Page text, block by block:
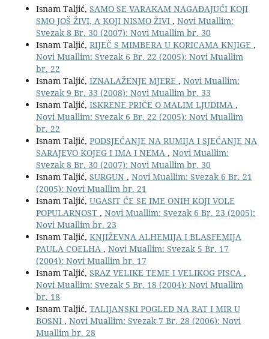
Isnam Taljić, SAMO SE VARAKAM NAGAĐAJUĆI KOJI
SMO JOŠ ŽIVI, A KOJI NISMO ŽIVI , Novi Muallim:
Svezak 8 Br. 30 (2007): Novi Muallim br. 30
Isnam Taljić, RIJEČ S MIMBERA U KORICAMA KNJIGE ,
Novi Muallim: Svezak 6 Br. 22 (2005): Novi Muallim
br. 22
Isnam Taljić, IZNALAŽENJE MJERE , Novi Muallim:
Svezak 9 Br. 33 (2008): Novi Muallim br. 33
Isnam Taljić, ISKRENE PRIČE O MALIM LJUDIMA ,
Novi Muallim: Svezak 6 Br. 22 (2005): Novi Muallim
br. 22
Isnam Taljić, PODSJEĆANJE NA RUMIJA I SJEĆANJE NA
SARAJEVO KOJEG I IMA I NEMA , Novi Muallim:
Svezak 8 Br. 30 (2007): Novi Muallim br. 30
Isnam Taljić, SURGUN , Novi Muallim: Svezak 6 Br. 21
(2005): Novi Muallim br. 21
Isnam Taljić, UGASIT ĆE SE IME ONIH KOJI VOLE
POPULARNOST , Novi Muallim: Svezak 6 Br. 23 (2005):
Novi Muallim br. 23
Isnam Taljić, KNJIŽEVNA ALHEMIJA I BLASFEMIJA
PAULA COELHA , Novi Muallim: Svezak 5 Br. 17
(2004): Novi Muallim br. 17
Isnam Taljić, SRAZ VELIKE TEME I VELIKOG PISCA ,
Novi Muallim: Svezak 5 Br. 18 (2004): Novi Muallim
br. 18
Isnam Taljić, TALIJANSKI POGLED NA RAT I MIR U
BOSNI , Novi Muallim: Svezak 7 Br. 28 (2006): Novi
Muallim br. 28